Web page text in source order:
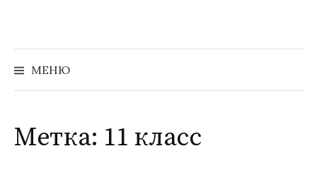
содержимому
МЕНЮ
Найти:
Метка: 11 класс